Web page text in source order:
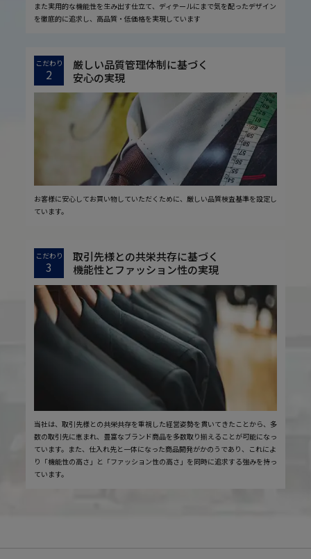
また実用的な機能性を生み出す仕立て、ディテールにまで気を配ったデザイン
を徹底的に追求し、高品質・低価格を実現しています
こだわり
2
厳しい品質管理体制に基づく
安心の実現
お客様に安心してお買い物していただくために、厳しい品質検査基準を設定し
ています。
こだわり
3
取引先様との共栄共存に基づく
機能性とファッション性の実現
当社は、取引先様との共栄共存を重視した経営姿勢を貫いてきたことから、多
数の取引先に恵まれ、豊富なブランド商品を多数取り揃えることが可能になっ
ています。また、仕入れ先と一体になった商品開発がかのうであり、これによ
り「機能性の高さ」と「ファッション性の高さ」を同時に追求する強みを持っ
ています。